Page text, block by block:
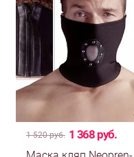
1 368 руб.
1 520 руб.